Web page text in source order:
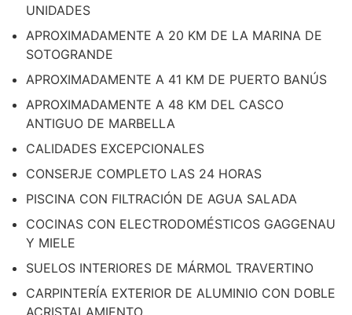
UNIDADES
APROXIMADAMENTE A 20 KM DE LA MARINA DE
SOTOGRANDE
APROXIMADAMENTE A 41 KM DE PUERTO BANÚS
APROXIMADAMENTE A 48 KM DEL CASCO
ANTIGUO DE MARBELLA
CALIDADES EXCEPCIONALES
CONSERJE COMPLETO LAS 24 HORAS
PISCINA CON FILTRACIÓN DE AGUA SALADA
COCINAS CON ELECTRODOMÉSTICOS GAGGENAU
Y MIELE
SUELOS INTERIORES DE MÁRMOL TRAVERTINO
CARPINTERÍA EXTERIOR DE ALUMINIO CON DOBLE
ACRISTALAMIENTO